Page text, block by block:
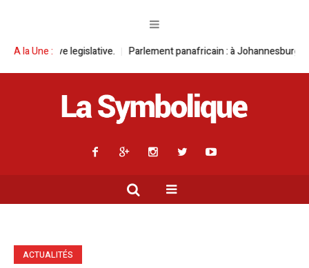
A la Une :
Parlement panafricain : à Johannesburg, Aimé Boji Sangara
ACTUALITÉS